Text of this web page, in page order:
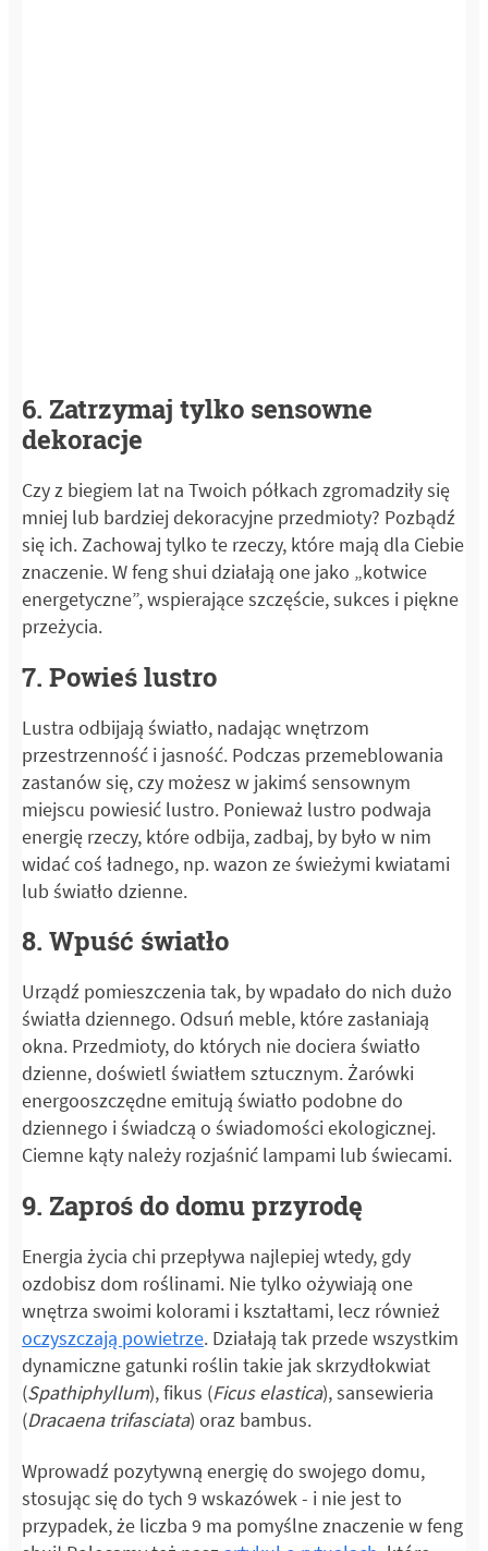
6. Zatrzymaj tylko sensowne
dekoracje
Czy z biegiem lat na Twoich półkach zgromadziły się
mniej lub bardziej dekoracyjne przedmioty? Pozbądź
się ich. Zachowaj tylko te rzeczy, które mają dla Ciebie
znaczenie. W feng shui działają one jako „kotwice
energetyczne”, wspierające szczęście, sukces i piękne
przeżycia.
7. Powieś lustro
Lustra odbijają światło, nadając wnętrzom
przestrzenność i jasność. Podczas przemeblowania
zastanów się, czy możesz w jakimś sensownym
miejscu powiesić lustro. Ponieważ lustro podwaja
energię rzeczy, które odbija, zadbaj, by było w nim
widać coś ładnego, np. wazon ze świeżymi kwiatami
lub światło dzienne.
8. Wpuść światło
Urządź pomieszczenia tak, by wpadało do nich dużo
światła dziennego. Odsuń meble, które zasłaniają
okna. Przedmioty, do których nie dociera światło
dzienne, doświetl światłem sztucznym. Żarówki
energooszczędne emitują światło podobne do
dziennego i świadczą o świadomości ekologicznej.
Ciemne kąty należy rozjaśnić lampami lub świecami.
9. Zaproś do domu przyrodę
Energia życia chi przepływa najlepiej wtedy, gdy
ozdobisz dom roślinami. Nie tylko ożywiają one
wnętrza swoimi kolorami i kształtami, lecz również
oczyszczają powietrze. Działają tak przede wszystkim
dynamiczne gatunki roślin takie jak skrzydłokwiat
(Spathiphyllum), fikus (Ficus elastica), sansewieria
(Dracaena trifasciata) oraz bambus.
Wprowadź pozytywną energię do swojego domu,
stosując się do tych 9 wskazówek - i nie jest to
przypadek, że liczba 9 ma pomyślne znaczenie w feng